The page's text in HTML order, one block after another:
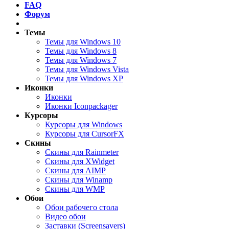
FAQ
Форум
Темы
Темы для Windows 10
Темы для Windows 8
Темы для Windows 7
Темы для Windows Vista
Темы для Windows XP
Иконки
Иконки
Иконки Iconpackager
Курсоры
Курсоры для Windows
Курсоры для CursorFX
Скины
Скины для Rainmeter
Скины для XWidget
Скины для AIMP
Скины для Winamp
Скины для WMP
Обои
Обои рабочего стола
Видео обои
Заставки (Screensavers)